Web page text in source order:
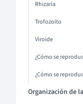
Rhizaria
Trofozoíto
Viroide
¿Cómo se
¿Cómo se
Organización de